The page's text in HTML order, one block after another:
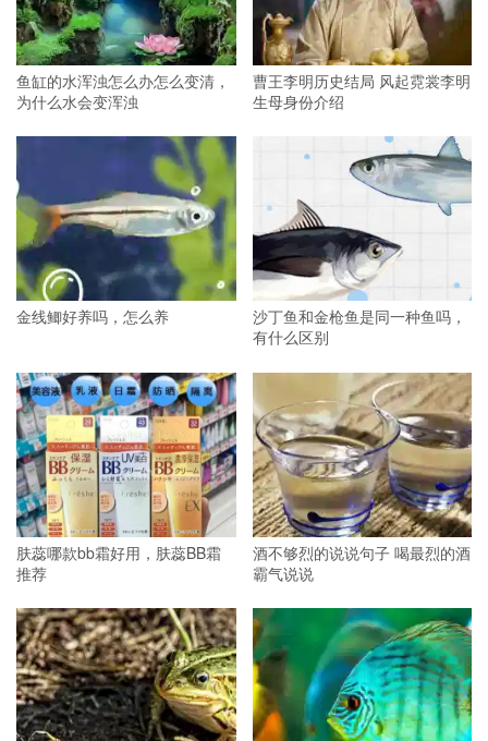
鱼缸的水浑浊怎么办怎么变清，
为什么水会变浑浊
曹王李明历史结局 风起霓裳李明
生母身份介绍
金线鲫好养吗，怎么养
沙丁鱼和金枪鱼是同一种鱼吗，
有什么区别
肤蕊哪款bb霜好用，肤蕊BB霜
推荐
酒不够烈的说说句子 喝最烈的酒
霸气说说